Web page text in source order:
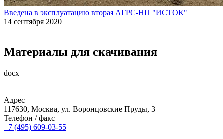
Введена в эксплуатацию вторая АГРС-НП "ИСТОК"
14 сентября 2020
Материалы для скачивания
docx
Адрес
117630, Москва, ул. Воронцовские Пруды, 3
Телефон / факс
+7 (495) 609-03-55